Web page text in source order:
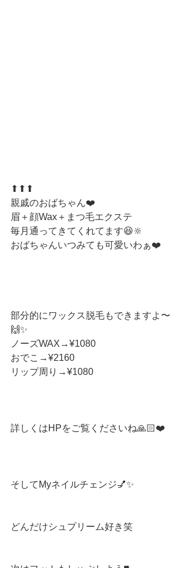
⬆︎⬆︎⬆︎
親戚のおばちゃん❤️
眉＋顔Wax＋まつ毛エクステ
毎月通ってきてくれてます😆🔆
おばちゃんいつみても可愛いわぁ❤️
部分的にワックス脱毛もできますよ〜
🙌✨
ノーズWAX→¥1080
おでこ→¥2160
リップ周り→¥1080
詳しくはHPをご覧くださいね🙏🏻❤️
そしてMyネイルチェンジ💅✨
どんだけシュプリーム好き笑